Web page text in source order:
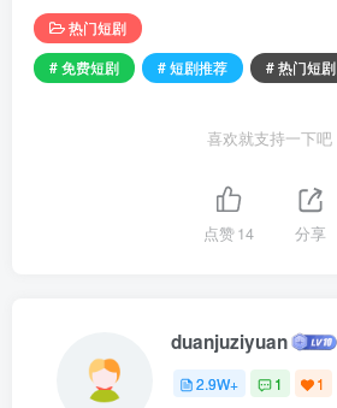
热门短剧
# 免费短剧
# 短剧推荐 # 热门短剧
喜欢就支持一下吧
点赞14 分享
duanjuziyuan
2.9W+ 1 1